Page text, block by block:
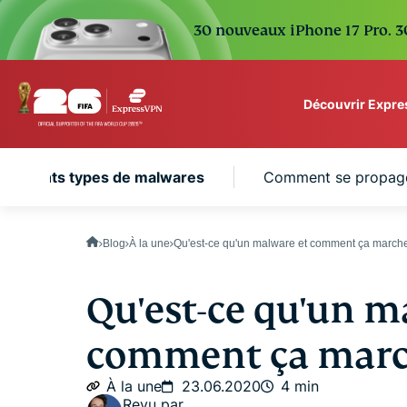
30 nouveaux iPhone 17
Découvrir
VPN protection for
types de malwares Comment se
Blog À la une Qu'est-ce qu'un malware et comment ça
Qu'est-ce qu'un
comment ça
À la une 23.06.2020
4 min